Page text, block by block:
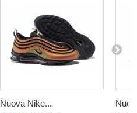
Nuova Nike...